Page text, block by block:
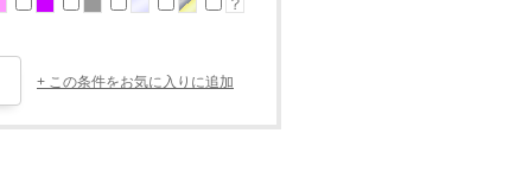
+ この条件をお気に入りに追加